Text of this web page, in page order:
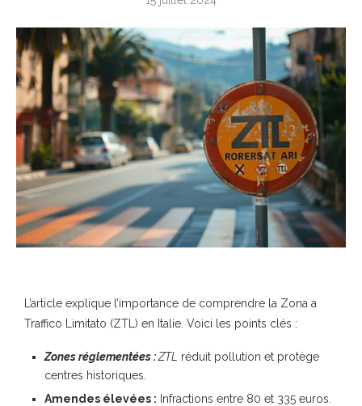
L’article explique l’importance de comprendre la Zona a
Traffico Limitato (ZTL) en Italie. Voici les points clés :
Zones réglementées :ZTL réduit pollution et protège
centres historiques.
Amendes élevées : Infractions entre 80 et 335 euros.